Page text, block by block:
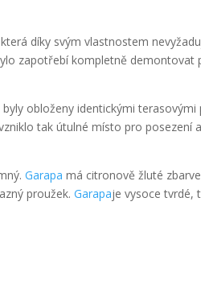
díky svým vlastnostem
zapotřebí kompletně demontovat
obloženy identickými terasovými
tak útulné místo pro posezení a
Garapa má citronově žluté
proužek. Garapaje vysoce tvrdé,